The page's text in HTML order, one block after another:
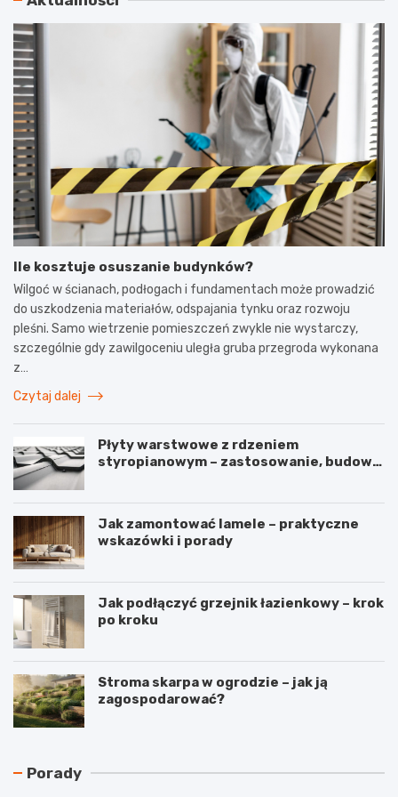
Ile kosztuje osuszanie budynków?
Wilgoć w ścianach, podłogach i fundamentach może prowadzić
do uszkodzenia materiałów, odspajania tynku oraz rozwoju
pleśni. Samo wietrzenie pomieszczeń zwykle nie wystarczy,
szczególnie gdy zawilgoceniu uległa gruba przegroda wykonana
z…
Czytaj dalej
Płyty warstwowe z rdzeniem
styropianowym – zastosowanie, budowa
Jak zamontować lamele – praktyczne
wskazówki i porady
Jak podłączyć grzejnik łazienkowy – krok
po kroku
Stroma skarpa w ogrodzie – jak ją
zagospodarować?
Porady
a
z